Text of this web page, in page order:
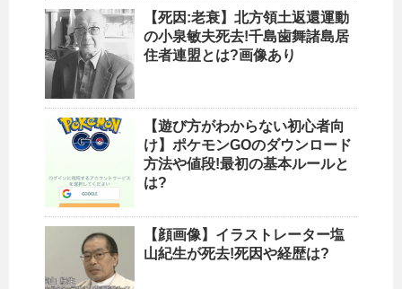
【死因:老衰】北方領土返還運動
の小泉敏夫死去!千島歯舞諸島居
住者連盟とは?画像あり
【遊び方がわからない初心者向
け】ポケモンGOのダウンロード
方法や値段!最初の基本ルールと
は?
【顔画像】イラストレーター塩
山紀生が死去!死因や経歴は?